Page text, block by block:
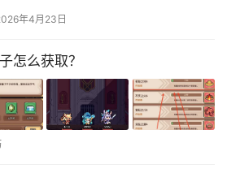
年4月23日
怎么获取？